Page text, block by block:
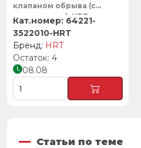
клапаном обрыва (с
глушителем), HRT
64221-
3522010-HRT
HRT
4
08.08
Статьи по теме